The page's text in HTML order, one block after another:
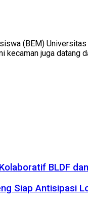
(BEM)
kecaman juga datang
BLDF
Siap Antisipasi